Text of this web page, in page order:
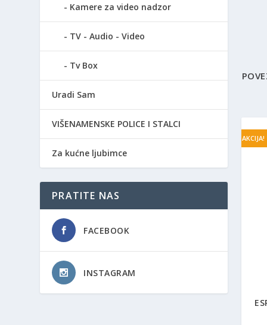
AKCIJA!
Kamere za video nadzor
TV - Audio - Video
Tv Box
Uradi Sam
VIŠENAMENSKE POLICE I STALCI
Za kućne ljubimce
PRATITE NAS
FACEBOOK
INSTAGRAM